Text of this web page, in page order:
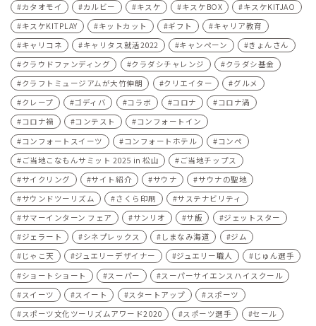
カタオモイ
カルビー キスケ キスケBOX
キスケKITJAO
キスケKITPLAY
キットカット ギフト
キャリア教育
キャリコネ
キャリタス就活2022 キャンペーン
きょんさん
クラウドファンディング
クラダシチャレンジ
クラダシ基金
クラフトミュージアムが大竹伸朗
クリエイター
グルメ
クレープ
ゴディバ コラボ コロナ
コロナ渦
コロナ禍
コンテスト
コンフォートイン
コンフォートスイーツ
コンフォートホテル
コンペ
ご当地こなもんサミット 2025 in 松山
ご当地チップス
サイクリング
サイト紹介 サウナ
サウナの聖地
サウンドツーリズム
さくら印刷
サステナビリティ
サマーインターン フェア
サンリオ サ飯
ジェットスター
ジェラート
シネプレックス しまなみ海道
ジム
じゃこ天
ジュエリーデザイナー ジュエリー職人
じゅん選手
ショートショート
スーパー
スーパーサイエンスハイスクール
スイーツ
スイート スタートアップ
スポーツ
スポーツ文化ツーリズムアワード2020
スポーツ選手 セール